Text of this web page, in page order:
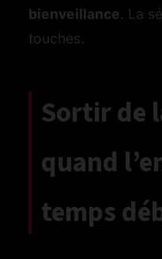
bienveillance. La
touches.
Sortir de
quand
temps